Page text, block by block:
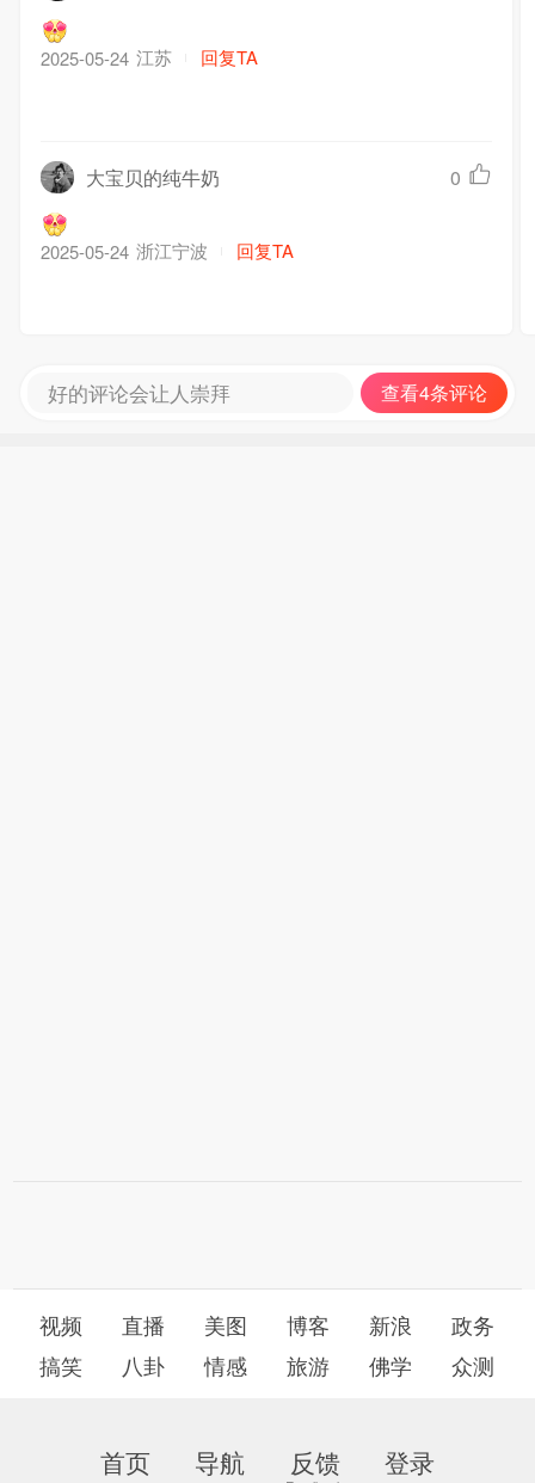
2025-05-24 江苏 回复TA
大宝贝的纯牛奶 0
2025-05-24 浙江宁波 回复TA
好的评论会让人崇拜 查看4条评论
视频 直播 美图 博客 新浪
政务
搞笑
八卦 情感 旅游 佛学 众测
首页 导航 反馈 登录